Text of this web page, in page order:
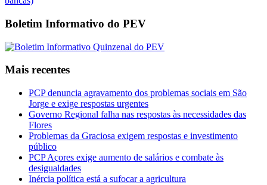
Boletim Informativo do PEV
Mais recentes
PCP denuncia agravamento dos problemas sociais em São
Jorge e exige respostas urgentes
Governo Regional falha nas respostas às necessidades das
Flores
Problemas da Graciosa exigem respostas e investimento
público
PCP Açores exige aumento de salários e combate às
desigualdades
Inércia política está a sufocar a agricultura